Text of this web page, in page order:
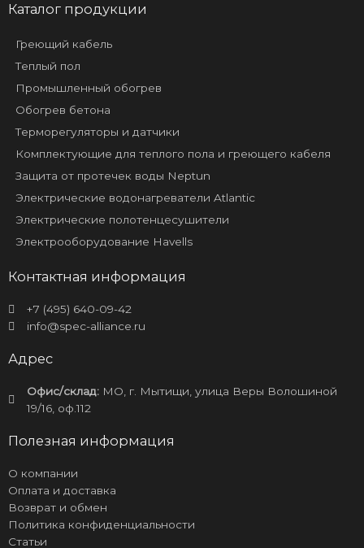
Каталог продукции
Греющий кабель
Теплый пол
Промышленный обогрев
Обогрев бетона
Терморегуляторы и датчики
Комплектующие для теплого пола и греющего кабеля
Защита от протечек воды Neptun
Электрические водонагреватели Atlantic
Электрические полотенцесушители
Электрооборудование Havells
Контактная информация
+7 (495) 640-09-42
info@spec-alliance.ru
Адрес
Офис/склад:МО, г. Мытищи, улица Веры Волошиной
19/16, оф.112
Полезная информация
О компании
Оплата и доставка
Возврат и обмен
Политика конфиденциальности
Статьи